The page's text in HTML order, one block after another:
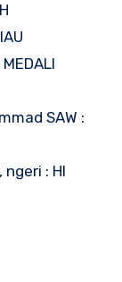
SAW :
: HI